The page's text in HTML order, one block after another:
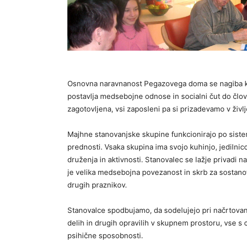
Osnovna naravnanost Pegazovega doma se
postavlja medsebojne odnose in socialni čut do
zagotovljena, vsi zaposleni pa si prizadevamo v
Majhne stanovanjske skupine funkcionirajo po
prednosti. Vsaka skupina ima svojo kuhinjo,
druženja in aktivnosti. Stanovalec se lažje privadi
je velika medsebojna povezanost in skrb za
drugih praznikov.
Stanovalce spodbujamo, da sodelujejo pri
delih in drugih opravilih v skupnem prostoru, vse s
psihične sposobnosti.